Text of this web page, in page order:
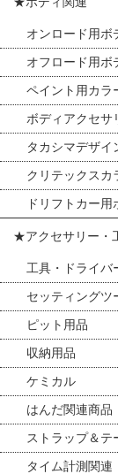
オンロード用ボ
オフロード用ボ
ペイント用カラ
ボディアクセサ
タカシマデザ
クリテックスカ
ドリフトカー用
★アクセサリー・
工具・ドライバ
セッティングツ
ピット用品
収納用品
ケミカル
はんだ関連商品
ストラップ＆テ
タイム計測関連